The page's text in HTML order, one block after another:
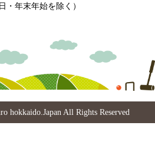
・年末年始を除く）
hokkaido.Japan All Rights Reserved